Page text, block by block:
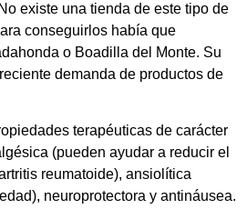
existe una tienda de este tipo de
conseguirlos había que
o Boadilla del Monte. Su
demanda de productos de
terapéuticas de carácter
(pueden ayudar a reducir el
reumatoide), ansiolítica
neuroprotectora y antináusea.